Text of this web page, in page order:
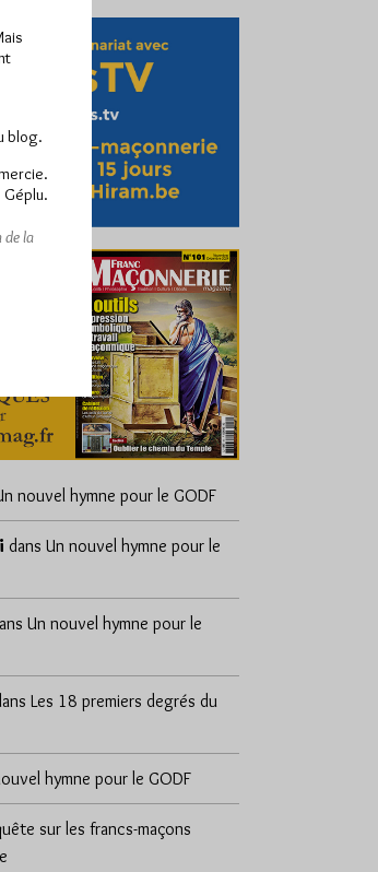
nouvel hymne pour le GODF
dans Un nouvel hymne pour le
Un nouvel hymne pour le
Les 18 premiers degrés du
hymne pour le GODF
sur les francs-maçons
blog.
Géplu.
de la